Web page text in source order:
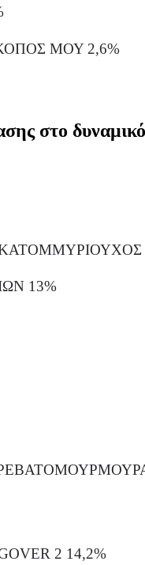
ΜΟΥ 2,6%
στο
13%
2 14,2%